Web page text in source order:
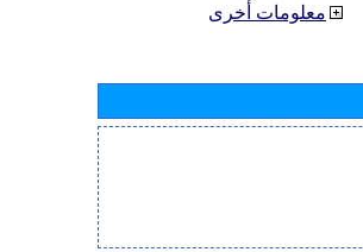
معلومات أخرى